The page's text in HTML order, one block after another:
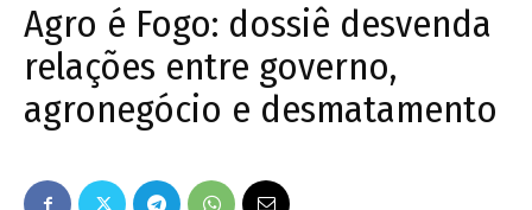
Agro é Fogo: dossiê desvenda
relações entre governo,
agronegócio e desmatamento